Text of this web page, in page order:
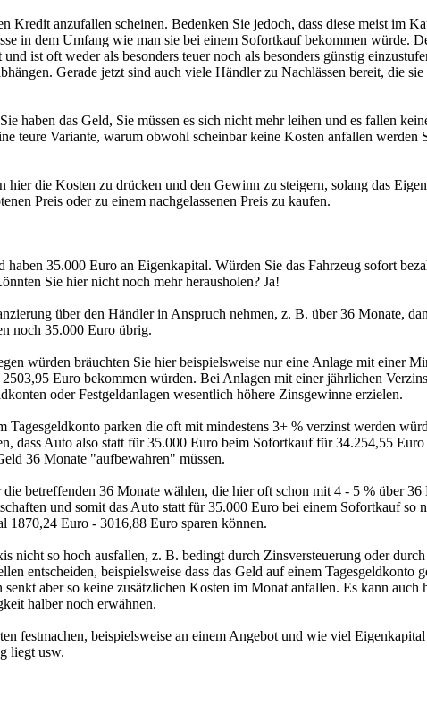
Kredit anzufallen scheinen. Bedenken Sie jedoch, dass diese meist im
in dem Umfang wie man sie bei einem Sofortkauf bekommen würde.
ist oft weder als besonders teuer noch als besonders günstig
Gerade jetzt sind auch viele Händler zu Nachlässen bereit, die
haben das Geld, Sie müssen es sich nicht mehr leihen und es fallen
teure Variante, warum obwohl scheinbar keine Kosten anfallen werden
die Kosten zu drücken und den Gewinn zu steigern, solang das
Preis oder zu einem nachgelassenen Preis zu kaufen.
35.000 Euro an Eigenkapital. Würden Sie das Fahrzeug sofort
Sie hier nicht noch mehr herausholen? Ja!
über den Händler in Anspruch nehmen, z. B. über 36 Monate,
noch 35.000 Euro übrig.
würden bräuchten Sie hier beispielsweise nur eine Anlage mit einer
Euro bekommen würden. Bei Anlagen mit einer jährlichen
oder Festgeldanlagen wesentlich höhere Zinsgewinne erzielen.
parken die oft mit mindestens 3+ % verzinst werden
dass Auto also statt für 35.000 Euro beim Sofortkauf für 34.254,55
36 Monate "aufbewahren" müssen.
betreffenden 36 Monate wählen, die hier oft schon mit 4 - 5 % über
und somit das Auto statt für 35.000 Euro bei einem Sofortkauf so
1870,24 Euro - 3016,88 Euro sparen können.
nicht so hoch ausfallen, z. B. bedingt durch Zinsversteuerung oder
entscheiden, beispielsweise dass das Geld auf einem
aber so keine zusätzlichen Kosten im Monat anfallen. Es kann
halber noch erwähnen.
festmachen, beispielsweise an einem Angebot und wie viel
liegt usw.